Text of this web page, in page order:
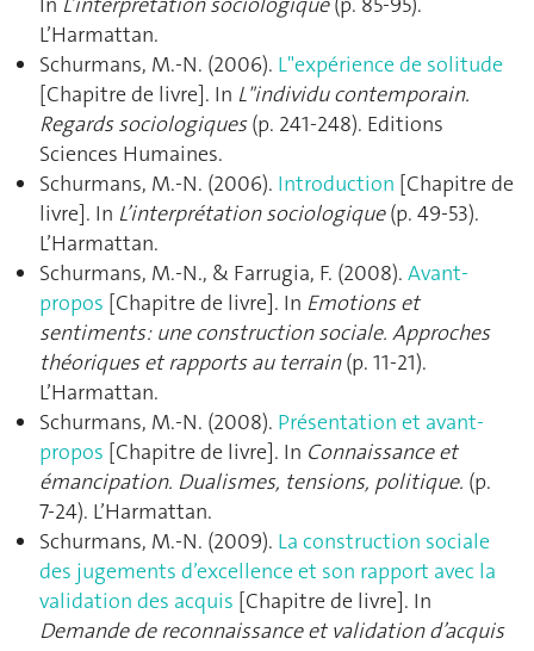
L’Harmattan.
Schurmans, M.-N. (2006). L"expérience de solitude
[Chapitre de livre]. In L"individu contemporain.
Regards sociologiques(p. 241‑248). Editions
Sciences Humaines.
Schurmans, M.-N. (2006). Introduction [Chapitre de
livre]. In L’interprétation sociologique(p. 49‑53).
L’Harmattan.
Schurmans, M.-N., & Farrugia, F. (2008). Avant-
propos [Chapitre de livre]. In Emotions et
sentiments: une construction sociale. Approches
théoriques et rapports au terrain(p. 11‑21).
L’Harmattan.
Schurmans, M.-N. (2008). Présentation et avant-
propos [Chapitre de livre]. In Connaissance et
émancipation. Dualismes, tensions, politique. (p.
7‑24). L’Harmattan.
Schurmans, M.-N. (2009). La construction sociale
des jugements d’excellence et son rapport avec la
validation des acquis [Chapitre de livre]. In
Demande de reconnaissance et validation d’acquis